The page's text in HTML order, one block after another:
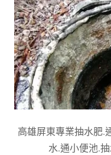
高雄屏東專業抽水肥.
水.通小便池.